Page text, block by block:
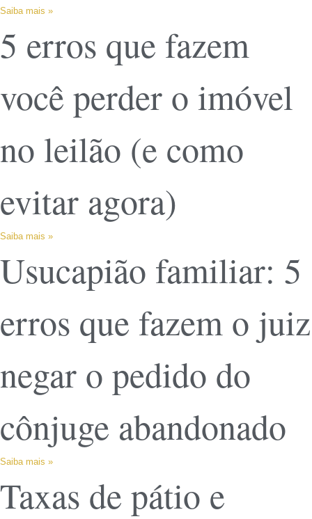
Saiba mais »
5 erros que fazem
você perder o imóvel
no leilão (e como
evitar agora)
Saiba mais »
Usucapião familiar: 5
erros que fazem o juiz
negar o pedido do
cônjuge abandonado
Saiba mais »
Taxas de pátio e